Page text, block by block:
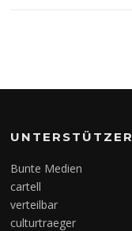
UNTERSTÜTZER
Bunte Medien
cartell
verteilbar
culturtraeger